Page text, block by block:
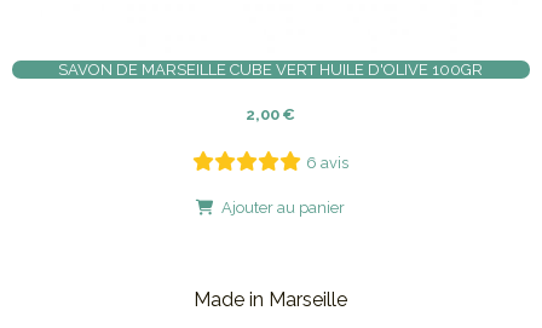
SAVON DE MARSEILLE CUBE VERT HUILE D'OLIVE 100GR
2,00 €
6 avis
Ajouter au panier
Made in Marseille